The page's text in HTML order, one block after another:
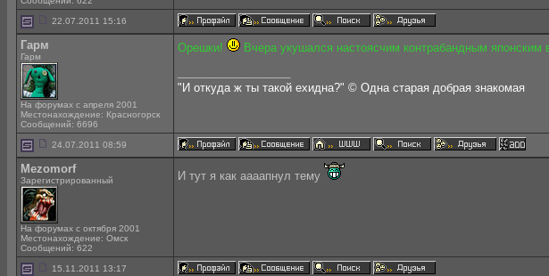
22.07.2011 15:16
Гарм
Гарм
На форумах с апреля 2001
Местонахождение: Красногорск
Сообщений: 6696
Орешки!
Вчера укушался настоясчим контрабандным японским
"И откуда ж ты такой ехидна?" © Одна старая добрая знакомая
24.07.2011 08:59
Mezomorf
Зарегистрированный
На форумах с октября 2001
Местонахождение: Омск
Сообщений: 622
И тут я как аааапнул тему
15.11.2011 13:17